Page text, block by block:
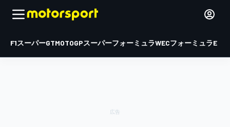
F1スーパーGTMOTOGPスーパーフォーミュラWECフォーミュラE